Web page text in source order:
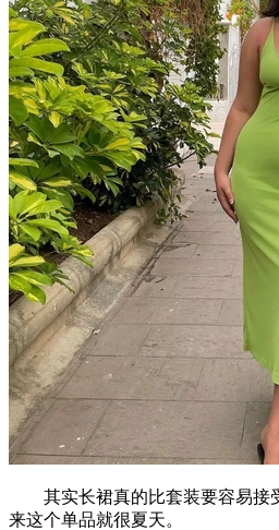
其实长裙真的比套装要容易接
来这个单品就很夏天。